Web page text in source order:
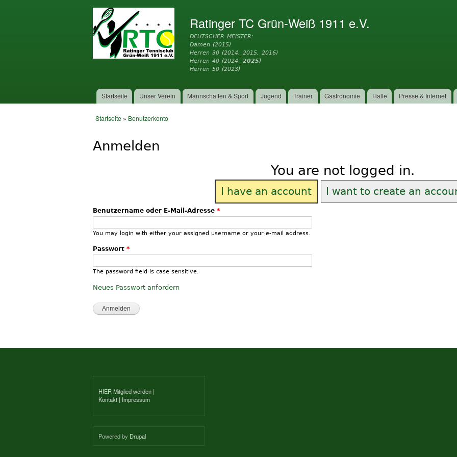
Inhalt
Ratinger TC Grün-Weiß 1911 e.V.
DEUTSCHER MEISTER:
Damen (2015)
Herren 30 (2014, 2015, 2016)
Herren 40 (2024,2025)
Herren 50 (2023)
Hauptmenü
Startseite Unser Verein Mannschaften & Sport Jugend Trainer Gastronomie Halle Presse & Internet
Startseite » Benutzerkonto
Anmelden
You are not logged in.
I have an account I want to create an
Benutzername oder E-Mail-Adresse *
You may login with either your assigned username or your e-mail address.
Passwort *
The password field is case sensitive.
Neues Passwort anfordern
HIER Mitglied werden |
Kontakt | Impressum
Powered by Drupal